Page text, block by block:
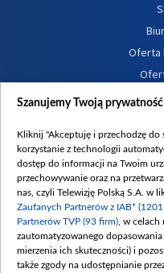
Oferta
Procedura
Szanujemy Twoją prywatność
Kliknij "Akceptuję i przechodzę do
korzystanie z technologii
dostęp do informacji na Twoim
przechowywanie oraz na
nas, czyli Telewizję Polską S.A. w
Zaufanych Partnerów z IAB*
Partnerów TVP (93 firm) , w
zautomatyzowanego
mierzenia ich skuteczności) i
także zgody na udostępnianie